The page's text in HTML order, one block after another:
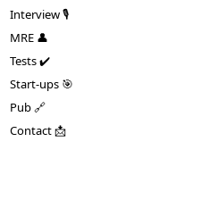
Interview 🎙️
MRE 👤
Tests ✔️
Start-ups 🎯
Pub 🔗
Contact 📩